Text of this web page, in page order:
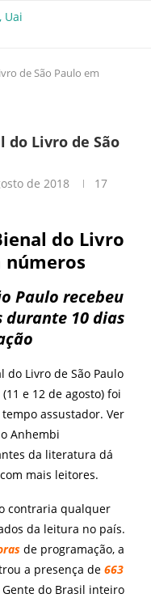
de São Paulo em
do Livro de São
de 2018
17
do Livro
números
Paulo recebeu
durante 10 dias
Livro de São Paulo
e 12 de agosto) foi
assustador. Ver
Anhembi
da literatura dá
mais leitores.
contraria qualquer
da leitura no país.
de programação, a
a presença de 663
Gente do Brasil inteiro